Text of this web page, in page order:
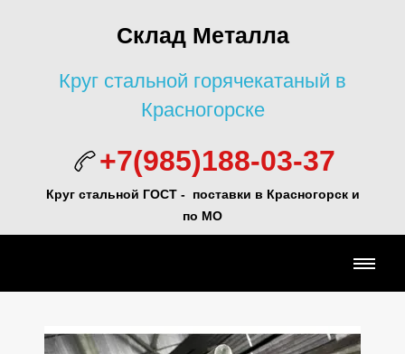
Склад Металла
Круг стальной горячекатаный в
Красногорске
+7(985)188-03-37
Круг стальной ГОСТ - поставки в Красногорск и
по МО